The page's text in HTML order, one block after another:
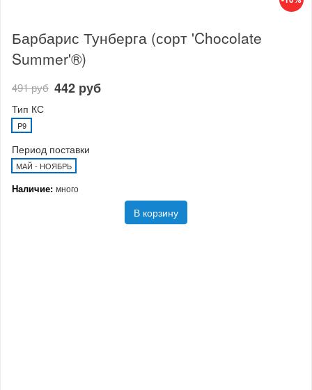
Барбарис Тунберга (сорт 'Chocolate
Summer'®)
491 руб 442 руб
Тип КС
P9
Период поставки
МАЙ - НОЯБРЬ
Наличие: много
В корзину